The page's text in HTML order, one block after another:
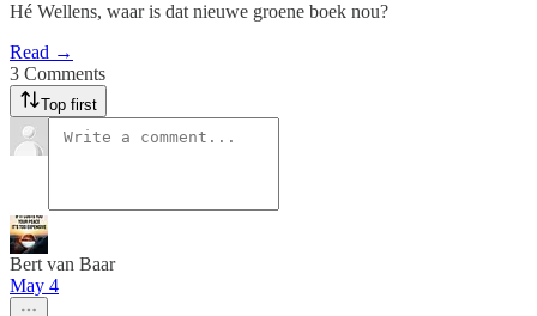
Hé Wellens, waar is dat nieuwe groene boek nou?
Read →
3 Comments
Top first
Bert van Baar
May 4